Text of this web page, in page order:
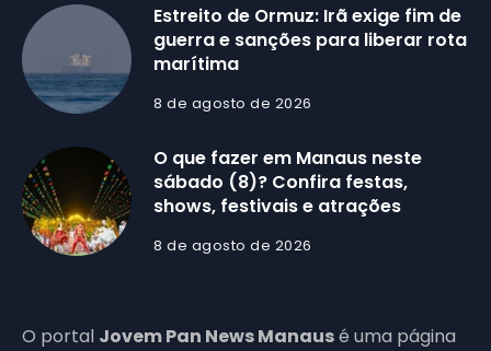
Estreito de Ormuz: Irã exige fim de
guerra e sanções para liberar rota
marítima
8 de agosto de 2026
O que fazer em Manaus neste
sábado (8)? Confira festas,
shows, festivais e atrações
8 de agosto de 2026
O portal Jovem Pan News Manausé uma página